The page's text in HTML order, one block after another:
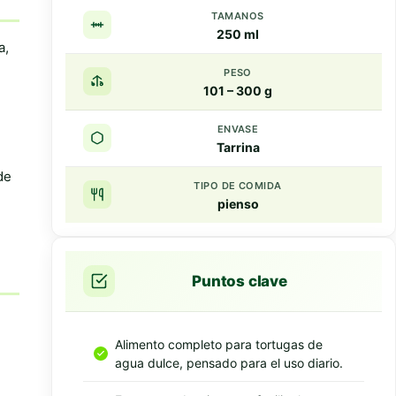
TAMANOS
250 ml
PESO
101 – 300 g
ENVASE
Tarrina
TIPO DE COMIDA
pienso
Puntos clave
Alimento completo para tortugas de
agua dulce, pensado para el uso diario.